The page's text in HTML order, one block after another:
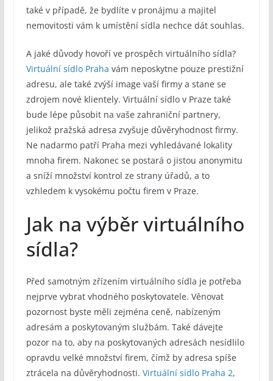
také v případě, že bydlíte v pronájmu a majitel
nemovitosti vám k umístění sídla nechce dát souhlas.
A jaké důvody hovoří ve prospěch virtuálního sídla?
Virtuální sídlo Praha vám neposkytne pouze prestižní
adresu, ale také zvýší image vaší firmy a stane se
zdrojem nové klientely. Virtuální sídlo v Praze také
bude lépe působit na vaše zahraniční partnery,
jelikož pražská adresa zvyšuje důvěryhodnost firmy.
Ne nadarmo patří Praha mezi vyhledávané lokality
mnoha firem. Nakonec se postará o jistou anonymitu
a sníží množství kontrol ze strany úřadů, a to
vzhledem k vysokému počtu firem v Praze.
Jak na výběr virtuálního
sídla?
Před samotným zřízením virtuálního sídla je potřeba
nejprve vybrat vhodného poskytovatele. Věnovat
pozornost byste měli zejména ceně, nabízeným
adresám a poskytovaným službám. Také dávejte
pozor na to, aby na poskytovaných adresách nesídlilo
opravdu velké množství firem, čímž by adresa spíše
ztrácela na důvěryhodnosti. Virtuální sídlo Praha 2,